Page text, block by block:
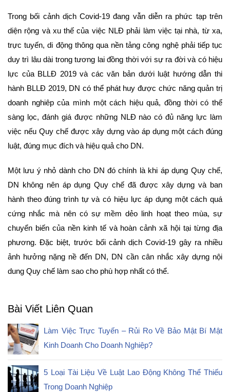
Trong bối cảnh dịch Covid-19 đang vẫn diễn ra phức tạp trên
diện rộng và xu thế của việc NLĐ phải làm việc tại nhà, từ xa,
trực tuyến, di động thông qua nền tảng công nghệ phải tiếp tục
duy trì lâu dài trong tương lai đồng thời với sự ra đời và có hiệu
lực của BLLĐ 2019 và các văn bản dưới luật hướng dẫn thi
hành BLLĐ 2019, DN có thể phát huy được chức năng quản trị
doanh nghiêp của mình một cách hiệu quả, đồng thời có thể
sàng lọc, đánh giá được những NLĐ nào có đủ năng lực làm
việc nếu Quy chế được xây dựng vào áp dụng một cách đúng
luật, đúng mục đích và hiệu quả cho DN.
Một lưu ý nhỏ dành cho DN đó chính là khi áp dụng Quy chế,
DN không nên áp dụng Quy chế đã được xây dựng và ban
hành theo đúng trình tự và có hiệu lực áp dụng một cách quá
cứng nhắc mà nên có sự mềm dẻo linh hoạt theo mùa, sự
chuyển biến của nền kinh tế và hoàn cảnh xã hội tại từng địa
phương. Đặc biệt, trước bối cảnh dịch Covid-19 gây ra nhiều
ảnh hưởng nặng nề đến DN, DN cần cân nhắc xây dựng nội
dung Quy chế làm sao cho phù hợp nhất có thể.
Bài Viết Liên Quan
Làm Việc Trực Tuyến – Rủi Ro Về Bảo Mật Bí Mật
Kinh Doanh Cho Doanh Nghiệp?
5 Loại Tài Liệu Về Luật Lao Động Không Thể Thiếu
Trong Doanh Nghiệp